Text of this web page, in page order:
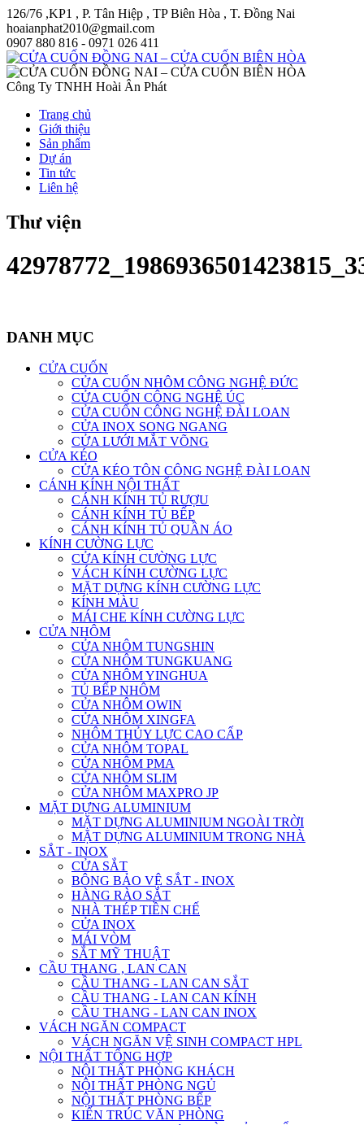
126/76 ,KP1 , P. Tân Hiệp , TP Biên Hòa , T. Đồng Nai
hoaianphat2010@gmail.com
0907 880 816 - 0971 026 411
Công Ty TNHH Hoài Ân Phát
Trang chủ
Giới thiệu
Sản phẩm
Dự án
Tin tức
Liên hệ
Thư viện
DANH MỤC
CỬA CUỐN
CỬA CUỐN NHÔM CÔNG NGHỆ ĐỨC
CỬA CUỐN CÔNG NGHỆ ÚC
CỬA CUỐN CÔNG NGHỆ ĐÀI LOAN
CỬA INOX SONG NGANG
CỬA LƯỚI MẮT VÕNG
CỬA KÉO
CỬA KÉO TÔN CÔNG NGHỆ ĐÀI LOAN
CÁNH KÍNH NỘI THẤT
CÁNH KÍNH TỦ RƯỢU
CÁNH KÍNH TỦ BẾP
CÁNH KÍNH TỦ QUẦN ÁO
KÍNH CƯỜNG LỰC
CỬA KÍNH CƯỜNG LỰC
VÁCH KÍNH CƯỜNG LỰC
MẶT DỰNG KÍNH CƯỜNG LỰC
KÍNH MÀU
MÁI CHE KÍNH CƯỜNG LỰC
CỬA NHÔM
CỬA NHÔM TUNGSHIN
CỬA NHÔM TUNGKUANG
CỬA NHÔM YINGHUA
TỦ BẾP NHÔM
CỬA NHÔM OWIN
CỬA NHÔM XINGFA
NHÔM THỦY LỰC CAO CẤP
CỬA NHÔM TOPAL
CỬA NHÔM PMA
CỬA NHÔM SLIM
CỬA NHÔM MAXPRO JP
MẶT DỰNG ALUMINIUM
MẶT DỰNG ALUMINIUM NGOÀI TRỜI
MẶT DỰNG ALUMINIUM TRONG NHÀ
SẮT - INOX
CỬA SẮT
BÔNG BẢO VỆ SẮT - INOX
HÀNG RÀO SẮT
NHÀ THÉP TIỀN CHẾ
CỬA INOX
MÁI VÒM
SẮT MỸ THUẬT
CẦU THANG , LAN CAN
CẦU THANG - LAN CAN SẮT
CẦU THANG - LAN CAN KÍNH
CẦU THANG - LAN CAN INOX
VÁCH NGĂN COMPACT
VÁCH NGĂN VỆ SINH COMPACT HPL
NỘI THẤT TỔNG HỢP
NỘI THẤT PHÒNG KHÁCH
NỘI THẤT PHÒNG NGỦ
NỘI THẤT PHÒNG BẾP
KIẾN TRÚC VĂN PHÒNG